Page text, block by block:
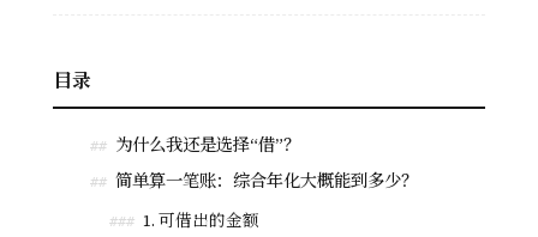
目录
## 为什么我还是选择“借”？
## 简单算一笔账：综合年化大概能到多少？
### 1. 可借出的金额